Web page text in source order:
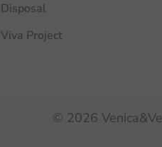
Disposal
Viva Project
© 2026